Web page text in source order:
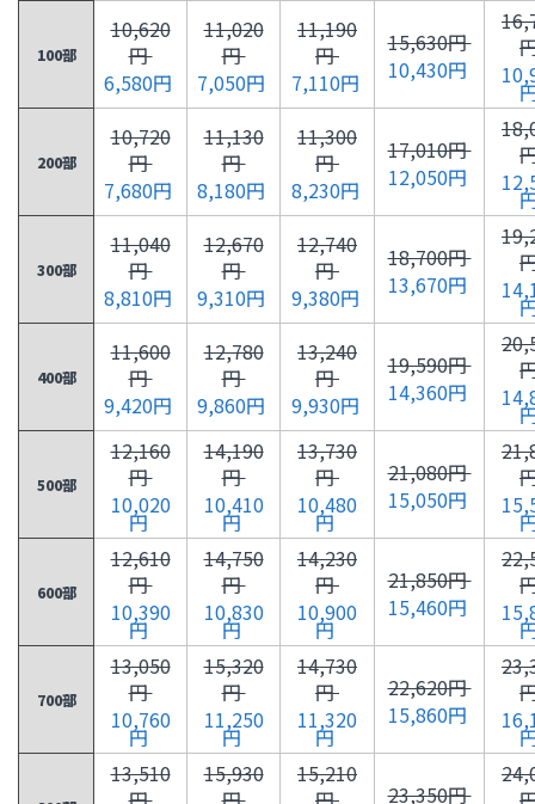
100部
10,620
円
6,580円
11,020
円
7,050円
11,190
円
7,110円
15,630円
10,430円
200部
10,720
円
7,680円
11,130
円
8,180円
11,300
円
8,230円
17,010円
12,050円
300部
11,040
円
8,810円
12,670
円
9,310円
12,740
円
9,380円
18,700円
13,670円
400部
11,600
円
9,420円
12,780
円
9,860円
13,240
円
9,930円
19,590円
14,360円
500部
12,160
円
10,020
円
14,190
円
10,410
円
13,730
円
10,480
円
21,080円
15,050円
600部
12,610
円
10,390
円
14,750
円
10,830
円
14,230
円
10,900
円
21,850円
15,460円
700部
13,050
円
10,760
円
15,320
円
11,250
円
14,730
円
11,320
円
22,620円
15,860円
13,510
15,930
15,210
23,350円